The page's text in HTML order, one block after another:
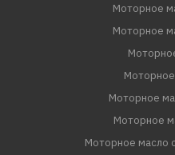
Моторное
Моторное
Моторное
Моторное
Моторное
Моторное масло